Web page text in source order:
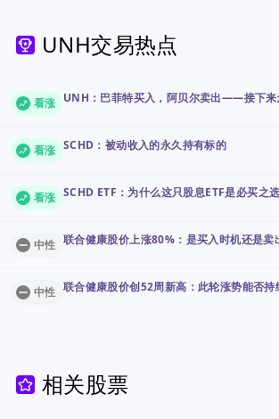
UNH交易热点
看涨 UNH：巴菲特买入，阿贝尔卖出——接下来
看涨 SCHD：被动收入的永久持有标的
看涨 SCHD ETF：为什么这只股息ETF是必买之选
中性 联合健康股价上涨80%：是买入时机还是卖
中性 联合健康股价创52周新高：此轮涨势能否持
相关股票